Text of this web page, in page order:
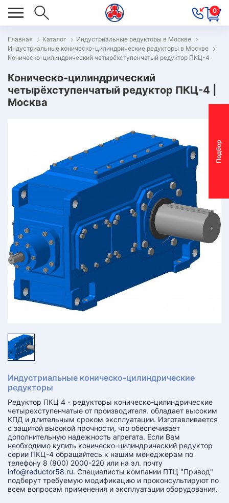
0
П
о
д
б
о
р
м
о
т
о
р
-
р
е
д
у
к
т
о
р
Главная Каталог
Индустриальные редукторы в Москве
Индустриальные коническо-цилиндрические редукторы в Москве
Коническо-цилиндрический четырёхступенчатый редуктор ПКЦ-4
Коническо-цилиндрический
четырёхступенчатый редуктор ПКЦ-4 |
Москва
Индустриальные коническо-цилиндрические
редукторы
Редуктор ПКЦ 4 - редукторы коническо-цилиндрические
четырехступенчатые от производителя. обладает высоким
КПД и длительным сроком эксплуатации. Изготавливается
с защитой высокой прочности, что обеспечивает
дополнительную надежность агрегата. Если Вам
необходимо купить коническо-цилиндрический редуктор
серии ПКЦ-4 обращайтесь к нашим менеджерам по
телефону 8 (800) 2000-220 или на эл. почту
info@reductor58.ru. Специалисты компании ПТЦ "Привод"
подберут требуемую модификацию и проконсультируют по
всем вопросам применения и эксплуатации оборудования.